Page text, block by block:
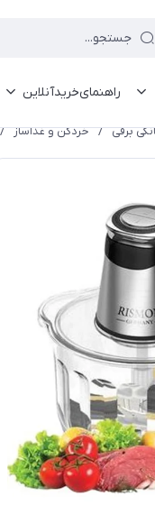
راهنمای‌خرید‌آنلاین
برقی / خردکن و غذاساز /